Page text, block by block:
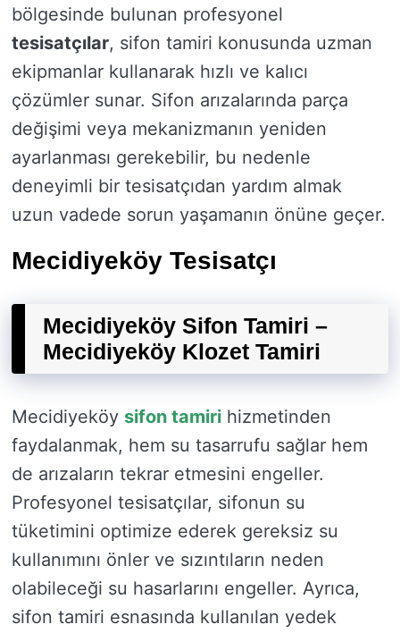
bölgesinde bulunan profesyonel
tesisatçılar, sifon tamiri konusunda uzman
ekipmanlar kullanarak hızlı ve kalıcı
çözümler sunar. Sifon arızalarında parça
değişimi veya mekanizmanın yeniden
ayarlanması gerekebilir, bu nedenle
deneyimli bir tesisatçıdan yardım almak
uzun vadede sorun yaşamanın önüne geçer.
Mecidiyeköy Tesisatçı
Mecidiyeköy Sifon Tamiri –
Mecidiyeköy Klozet Tamiri
Mecidiyeköy sifon tamiri hizmetinden
faydalanmak, hem su tasarrufu sağlar hem
de arızaların tekrar etmesini engeller.
Profesyonel tesisatçılar, sifonun su
tüketimini optimize ederek gereksiz su
kullanımını önler ve sızıntıların neden
olabileceği su hasarlarını engeller. Ayrıca,
sifon tamiri esnasında kullanılan yedek